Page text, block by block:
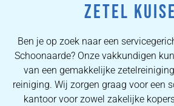
ZETEL
Ben je op zoek naar een
Schoonaarde? Onze vakkundigen
van een gemakkelijke
reiniging. Wij zorgen graag voor een
kantoor voor zowel zakelijke